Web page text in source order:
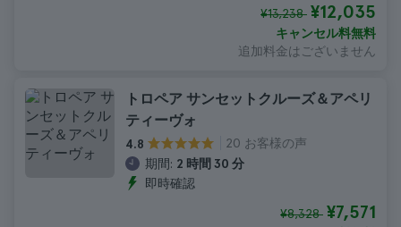
¥13,238 ¥12,035
キャンセル料無料
追加料金はございません
トロペア サンセットクルーズ＆アペリ
ティーヴォ
4.8
20 お客様の声
期間: 2 時間 30 分
即時確認
¥8,328 ¥7,571